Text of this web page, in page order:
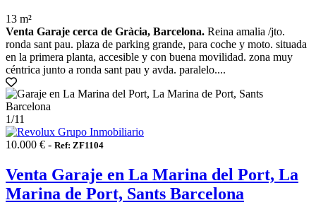
13 m²
Venta Garaje cerca de Gràcia, Barcelona. Reina amalia /jto.
ronda sant pau. plaza de parking grande, para coche y moto. situada
en la primera planta, accesible y con buena movilidad. zona muy
céntrica junto a ronda sant pau y avda. paralelo....
1/11
10.000 € - Ref: ZF1104
Venta Garaje en La Marina del Port, La
Marina de Port, Sants Barcelona